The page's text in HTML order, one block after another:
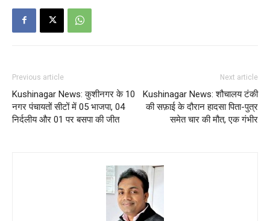
Previous article
Kushinagar News: कुशीनगर के 10
नगर पंचायतों सीटों में 05 भाजपा, 04
निर्दलीय और 01 पर बसपा की जीत
Next article
Kushinagar News: शौचालय टंकी
की सफ़ाई के दौरान हादसा पिता-पुत्र
समेत चार की मौत, एक गंभीर